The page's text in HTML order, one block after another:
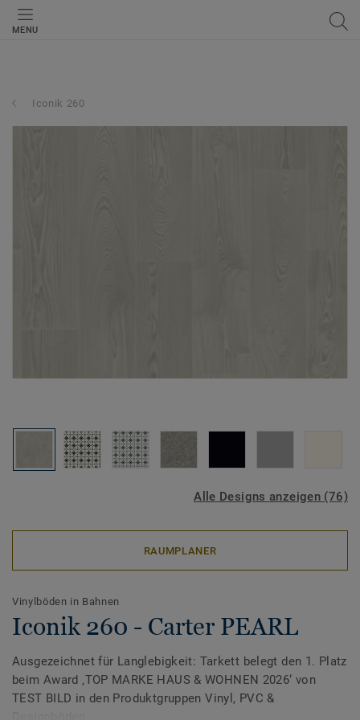
MENU
Iconik 260
Alle Designs anzeigen (76)
RAUMPLANER
Vinylböden in Bahnen
Iconik 260 - Carter PEARL
Ausgezeichnet für Langlebigkeit: Tarkett belegt den 1. Platz
beim Award ‚TOP MARKE HAUS & WOHNEN 2026‘ von
TEST BILD in den Produktgruppen Vinyl, PVC &